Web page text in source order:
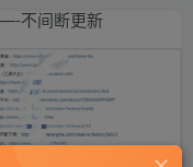
不间断更新